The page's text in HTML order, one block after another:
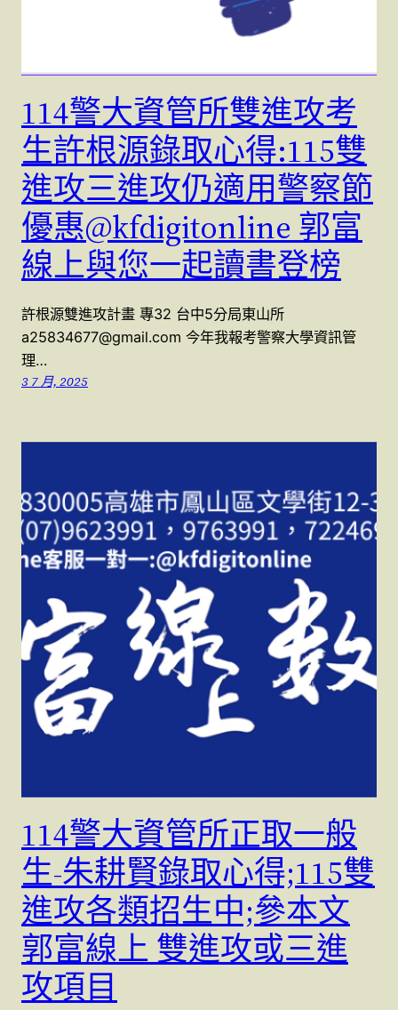
114警大資管所雙進攻考
生許根源錄取心得:115雙
進攻三進攻仍適用警察節
優惠@kfdigitonline 郭富
線上與您一起讀書登榜
許根源雙進攻計畫 專32 台中5分局東山所
a25834677@gmail.com 今年我報考警察大學資訊管
理…
3 7 月, 2025
114警大資管所正取一般
生-朱耕賢錄取心得;115雙
進攻各類招生中;參本文
郭富線上 雙進攻或三進
攻項目